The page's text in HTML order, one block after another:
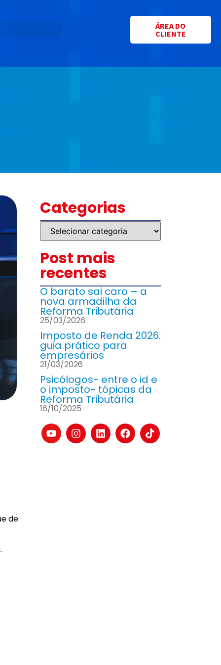
ÁREA DO
CLIENTE
de
Categorias
Post mais
recentes
O barato sai caro – a
nova armadilha da
Reforma Tributária
25/03/2026
Imposto de Renda 2026:
guia prático para
empresários
21/03/2026
Psicólogos- entre o id e
o imposto- tópicas da
Reforma Tributária
16/10/2025